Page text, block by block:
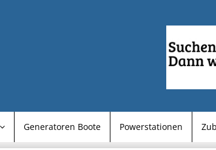
Generatoren Boote Powerstationen